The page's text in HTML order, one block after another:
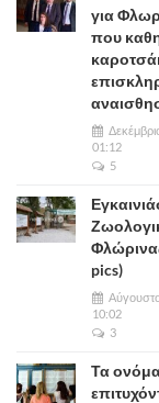
για
που
01:12
5
pics)
10:02
3
Τα